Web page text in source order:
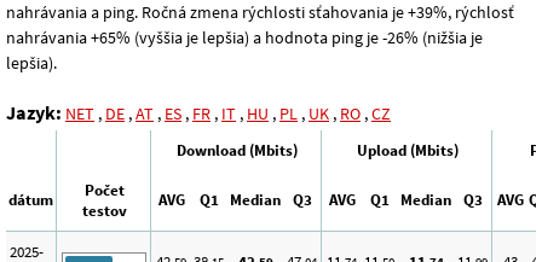
nahrávania a ping. Ročná zmena rýchlosti sťahovania je +39%, rýchlosť
nahrávania +65% (vyššia je lepšia) a hodnota ping je -26% (nižšia je
lepšia).
Jazyk: NET , DE ,AT , ES , FR , IT , HU , PL , UK , RO ,CZ
Download (Mbits) Upload (Mbits)
dátum
Počet
testov
AVG Q1 Median Q3 AVG Q1 Median Q3 AVG
2025-